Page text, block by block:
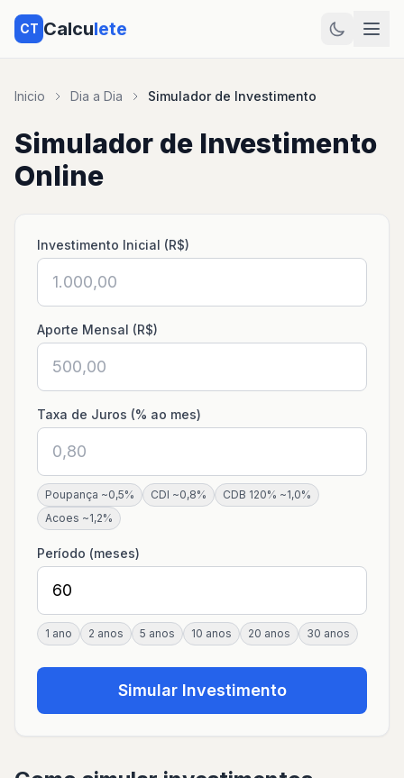
CT Calculete
Inicio Dia a Dia Simulador de Investimento
Simulador de Investimento
Online
Investimento Inicial (R$)
Aporte Mensal (R$)
Taxa de Juros (% ao mes)
Poupança ~0,5% CDI ~0,8%
CDB 120% ~1,0%
Acoes ~1,2%
Período (meses)
1 ano 2 anos 5 anos 10 anos 20 anos 30 anos
Simular Investimento